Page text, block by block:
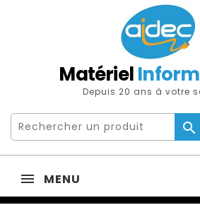
Matériel
Depuis 20 ans à votre

MENU